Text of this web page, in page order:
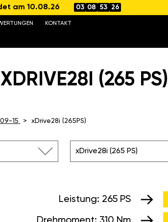
am 10.08.26 03 08 53 25
KONTAKT
(265 PS)
15 xDrive28i (265PS)
xDrive28i (265 PS)
Leistung: 265 PS